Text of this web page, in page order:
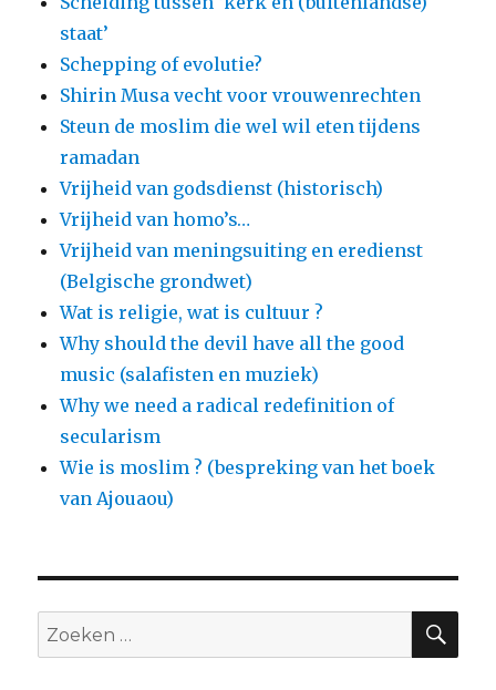
staat’
Schepping of evolutie?
Shirin Musa vecht voor vrouwenrechten
Steun de moslim die wel wil eten tijdens
ramadan
Vrijheid van godsdienst (historisch)
Vrijheid van homo’s…
Vrijheid van meningsuiting en eredienst
(Belgische grondwet)
Wat is religie, wat is cultuur ?
Why should the devil have all the good
music (salafisten en muziek)
Why we need a radical redefinition of
secularism
Wie is moslim ? (bespreking van het boek
van Ajouaou)
Zoeken
naar: